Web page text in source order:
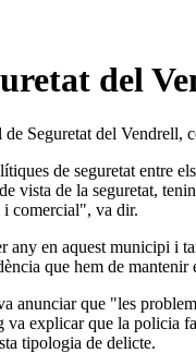
del
Seguretat del Vendrell,
de seguretat entre
de la seguretat,
i comercial", va dir.
en aquest municipi i
que hem de mantenir
anunciar que "les
explicar que la policia
tipologia de delicte.